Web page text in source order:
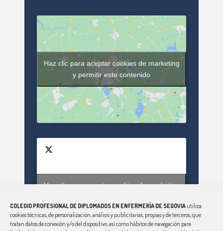
COLEGIO PROFESIONAL DE DIPLOMADOS EN ENFERMERÍA DE SEGOVIA utiliza
cookies técnicas, de personalización, análisis y publicitarias, propias y de terceros, que
tratan datos de conexión y/o del dispositivo, así como hábitos de navegación para
Haz clic para aceptar cookies de marketing
y permitir este contenido
Haz clic para aceptar cookies de marketing